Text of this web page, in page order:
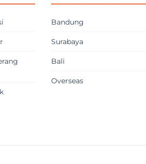
Bandung
Surabaya
Bali
Overseas